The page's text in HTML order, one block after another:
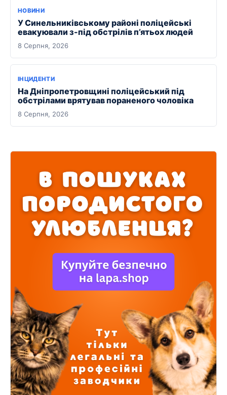
НОВИНИ
У Синельниківському районі поліцейські
евакуювали з-під обстрілів п’ятьох людей
8 Серпня, 2026
ІНЦИДЕНТИ
На Дніпропетровщині поліцейський під
обстрілами врятував пораненого чоловіка
8 Серпня, 2026